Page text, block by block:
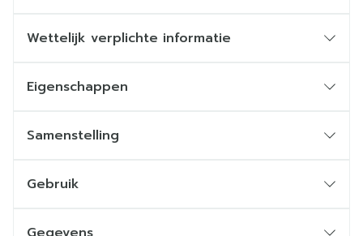
Wettelijk verplichte informatie
Eigenschappen
Samenstelling
Gebruik